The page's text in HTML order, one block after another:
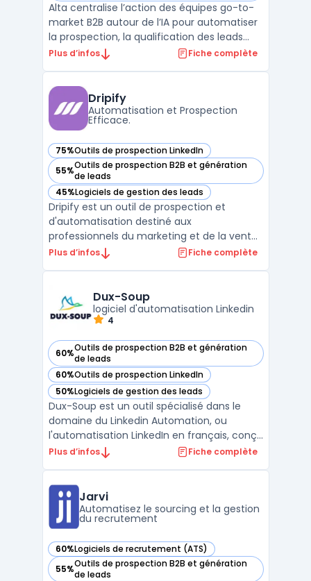
Alta centralise l’action des équipes go-to-
market B2B autour de l’IA pour automatiser
la prospection, la qualification des leads
entrants et l’analyse des revenus dans un
et les directions RevOps confrontées à
l’éparpil ...
Plus d’infos Fiche complète
Dripify
Automatisation et Prospection
Efficace.
75%Outils de prospection LinkedIn
— voir Dripify dans cette catégorie
55%Outils de prospection B2B et génération
de leads
— voir Dripify dans cette catégorie
45%Logiciels de gestion des leads
— voir Dripify dans cette catégorie
Dripify est un outil de prospection et
d'automatisation destiné aux
professionnels du marketing et de la vente.
La plateforme facilite la mise en place de
leads.Grâce à ses fonctionnalités avancées,
Dripify permet de progra ...
Plus d’infos Fiche complète
Dux-Soup
logiciel d'automatisation Linkedin
4
60%Outils de prospection B2B et génération
de leads
— voir Dux-Soup dans cette catégorie
60%Outils de prospection LinkedIn
— voir Dux-Soup dans cette catégorie
50%Logiciels de gestion des leads
— voir Dux-Soup dans cette catégorie
Dux-Soup est un outil spécialisé dans le
domaine du Linkedin Automation, ou
l'automatisation LinkedIn en français, conçu
pour les professionnels dc. Sa mission
ainsi aux entreprises de maximiser leur
potentiel s ...
Plus d’infos Fiche complète
Jarvi
Automatisez le sourcing et la gestion
du recrutement
60%Logiciels de recrutement (ATS)
— voir Jarvi dans cette catégorie
55%Outils de prospection B2B et génération
de leads
— voir Jarvi dans cette catégorie